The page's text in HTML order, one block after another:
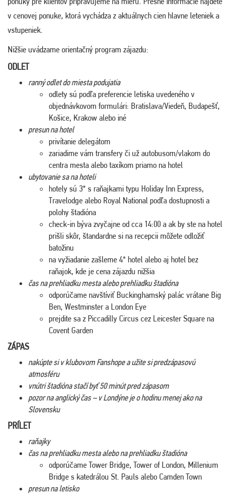
v cenovej ponuke, ktorá vychádza z aktuálnych cien hlavne leteniek a
vstupeniek.
Nižšie uvádzame orientačný program zájazdu:
ODLET
ranný odlet do miesta podujatia
odlety sú podľa preferencie letiska uvedeného v
objednávkovom formulári: Bratislava/Viedeň, Budapešť,
Košice, Krakow alebo iné
presun na hotel
privítanie delegátom
zariadime vám transfery či už autobusom/vlakom do
centra mesta alebo taxíkom priamo na hotel
ubytovanie sa na hoteli
hotely sú 3* s raňajkami typu Holiday Inn Express,
Travelodge alebo Royal National podľa dostupnosti a
polohy štadióna
check-in býva zvyčajne od cca 14:00 a ak by ste na hotel
prišli skôr, štandardne si na recepcii môžete odložiť
batožinu
na vyžiadanie zašleme 4* hotel alebo aj hotel bez
raňajok, kde je cena zájazdu nižšia
čas na prehliadku mesta alebo prehliadku štadióna
odporúčame navštíviť Buckinghamský palác vrátane Big
Ben, Westminster a London Eye
prejdite sa z Piccadilly Circus cez Leicester Square na
Covent Garden
ZÁPAS
nakúpte si v klubovom Fanshope a užite si predzápasovú
atmosféru
vnútri štadióna stačí byť 50 minút pred zápasom
pozor na anglický čas – v Londýne je o hodinu menej ako na
Slovensku
PRÍLET
raňajky
čas na prehliadku mesta alebo na prehliadku štadióna
odporúčame Tower Bridge, Tower of London, Millenium
Bridge s katedrálou St. Pauls alebo Camden Town
presun na letisko